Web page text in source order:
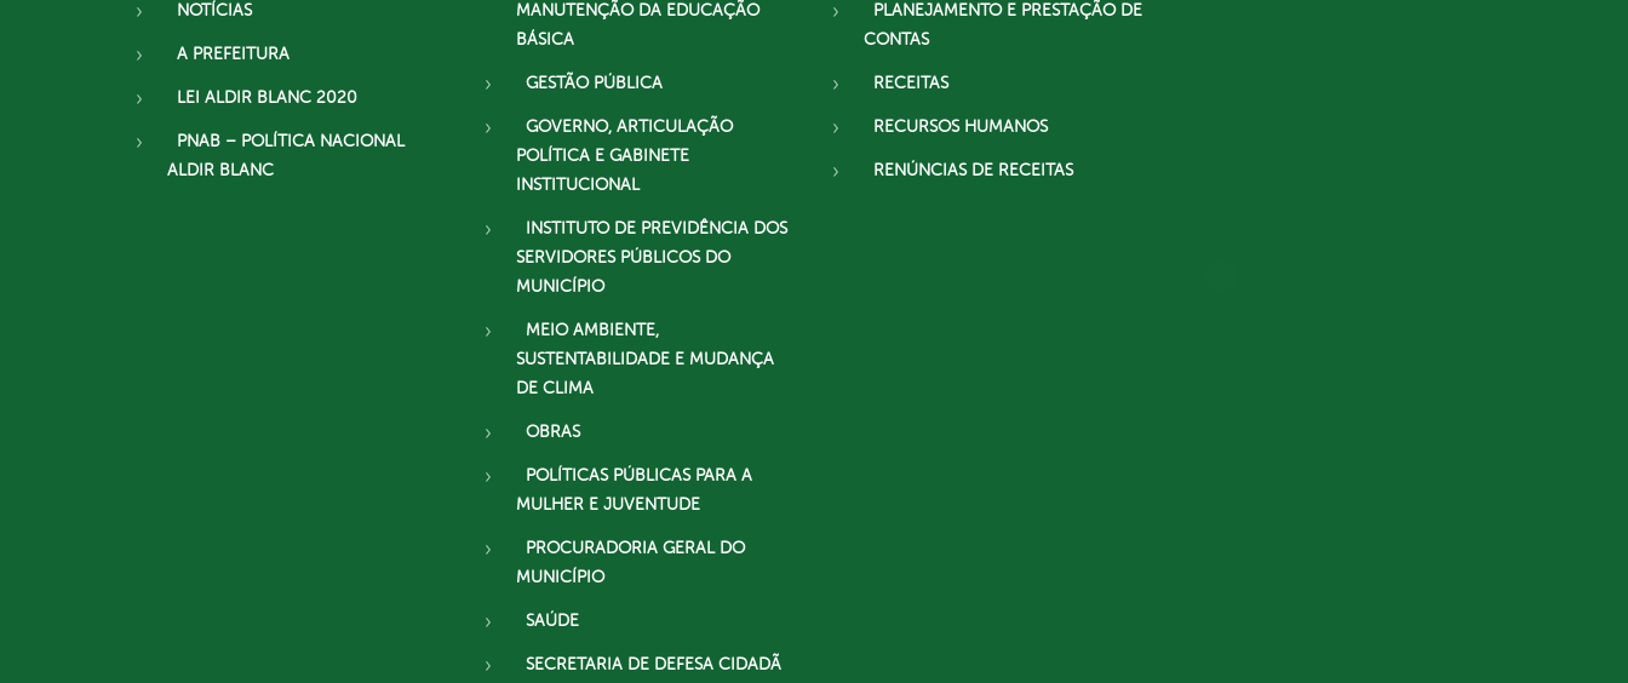
NOTÍCIAS
A PREFEITURA
LEI ALDIR BLANC 2020
PNAB – POLÍTICA NACIONAL
ALDIR BLANC
MANUTENÇÃO DA EDUCAÇÃO
BÁSICA
GESTÃO PÚBLICA
GOVERNO, ARTICULAÇÃO
POLÍTICA E GABINETE
INSTITUCIONAL
INSTITUTO DE PREVIDÊNCIA DOS
SERVIDORES PÚBLICOS DO
MUNICÍPIO
MEIO AMBIENTE,
SUSTENTABILIDADE E MUDANÇA
DE CLIMA
OBRAS
POLÍTICAS PÚBLICAS PARA A
MULHER E JUVENTUDE
PROCURADORIA GERAL DO
MUNICÍPIO
SAÚDE
SECRETARIA DE DEFESA CIDADÃ
PLANEJAMENTO E PRESTAÇÃO DE
CONTAS
RECEITAS
RECURSOS HUMANOS
RENÚNCIAS DE RECEITAS